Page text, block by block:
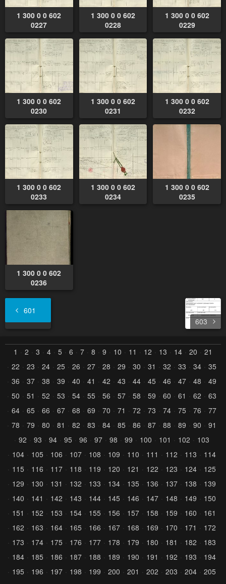
1 300 0 0 602
0227
1 300 0 0 602
0228
1 300 0 0 602
0229
1 300 0 0 602
0230
1 300 0 0 602
0231
1 300 0 0 602
0232
1 300 0 0 602
0233
1 300 0 0 602
0234
1 300 0 0 602
0235
1 300 0 0 602
0236
601
603
1 2 3 4 5 6 7 8 9 10 11 12 13 14 20
21
22
23 24 25 26 27 28 29 30 31 32 33 34
35
36
37 38 39 40 41 42 43 44 45 46 47 48
49
50
51 52 53 54 55 56 57 58 59 60 61 62
63
64
65 66 67 68 69 70 71 72 73 74 75 76
77
78
79 80 81 82 83 84 85 86 87 88 89 90
91
92
93 94 95 96 97 98 99 100 101 102
103
104
105 106 107 108 109 110 111 112 113
114
115
116 117 118 119 120 121 122 123 124
125
129
130 131 132 133 134 135 136 137 138
139
140
141 142 143 144 145 146 147 148 149
150
151
152 153 154 155 156 157 158 159 160
161
162
163 164 165 166 167 168 169 170 171
172
173
174 175 176 177 178 179 180 181 182
183
184
185 186 187 188 189 190 191 192 193
194
195
196 197 198 199 200 201 202 203 204
205